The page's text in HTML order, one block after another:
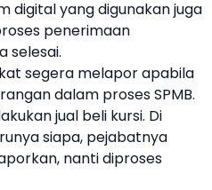
digital yang digunakan juga
penerimaan
selesai.
segera melapor apabila
dalam proses SPMB.
jual beli kursi. Di
siapa, pejabatnya
nanti diproses